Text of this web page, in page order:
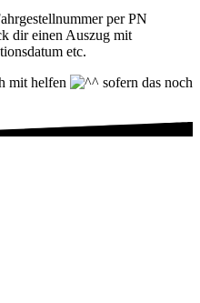
per PN
dir einen Auszug mit
etc.
mit helfen
sofern das noch